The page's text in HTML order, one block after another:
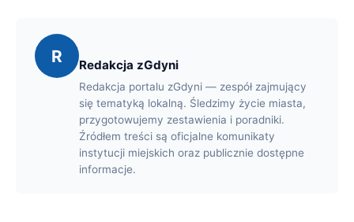
R Redakcja zGdyni
Redakcja portalu zGdyni — zespół zajmujący
się tematyką lokalną. Śledzimy życie miasta,
przygotowujemy zestawienia i poradniki.
Źródłem treści są oficjalne komunikaty
instytucji miejskich oraz publicznie dostępne
informacje.